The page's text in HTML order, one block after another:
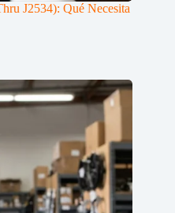
J2534): Qué Necesita